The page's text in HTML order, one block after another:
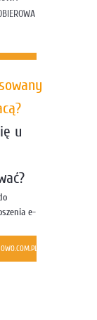
u
e-